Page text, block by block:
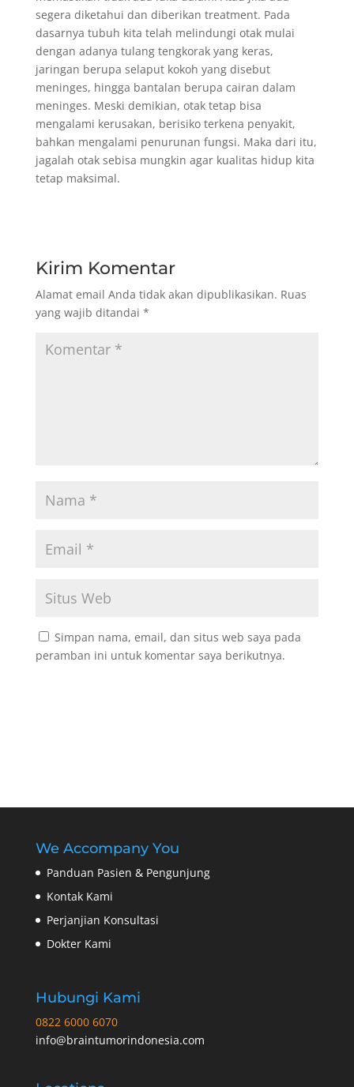
segera diketahui dan diberikan treatment. Pada
dasarnya tubuh kita telah melindungi otak mulai
dengan adanya tulang tengkorak yang keras,
jaringan berupa selaput kokoh yang disebut
meninges, hingga bantalan berupa cairan dalam
meninges. Meski demikian, otak tetap bisa
mengalami kerusakan, berisiko terkena penyakit,
bahkan mengalami penurunan fungsi. Maka dari itu,
jagalah otak sebisa mungkin agar kualitas hidup kita
tetap maksimal.
Kirim Komentar
Alamat email Anda tidak akan dipublikasikan. Ruas
yang wajib ditandai *
Simpan nama, email, dan situs web saya pada
peramban ini untuk komentar saya berikutnya.
We Accompany You
Panduan Pasien & Pengunjung
Kontak Kami
Perjanjian Konsultasi
Dokter Kami
Hubungi Kami
0822 6000 6070
info@braintumorindonesia.com